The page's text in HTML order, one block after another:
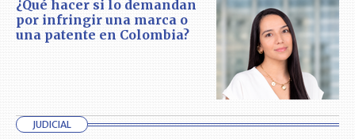
¿Qué hacer si lo demandan
por infringir una marca o
una patente en Colombia?
JUDICIAL